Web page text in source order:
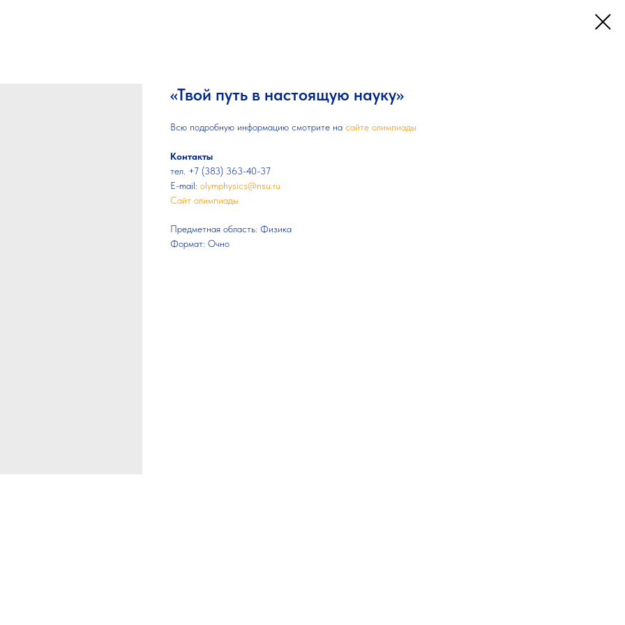
«Твой путь в настоящую науку»
Всю подробную информацию смотрите на сайте олимпиады
Контакты
тел. +7 (383) 363-40-37
E-mail: olymphysics@nsu.ru
Сайт олимпиады
Предметная область: Физика
Формат: Очно